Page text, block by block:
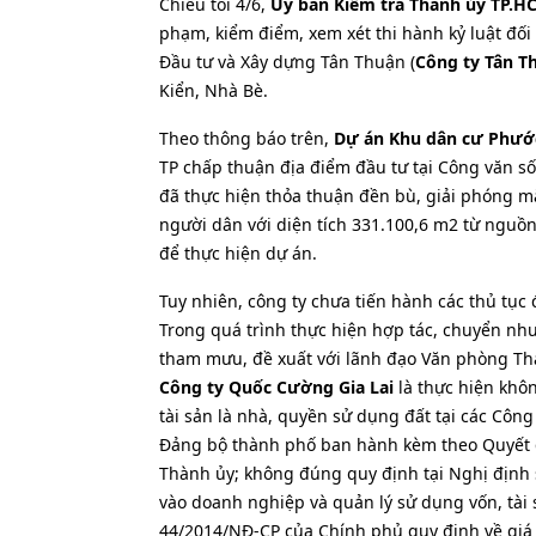
phạm, kiểm điểm, xem xét thi hành kỷ luật
Đầu tư và Xây dựng Tân Thuận (Công ty Tân
Kiển, Nhà Bè.
Theo thông báo trên, Dự án Khu dân cư
TP chấp thuận địa điểm đầu tư tại Công văn
đã thực hiện thỏa thuận đền bù, giải phóng
người dân với diện tích 331.100,6 m2 từ
để thực hiện dự án.
Tuy nhiên, công ty chưa tiến hành các thủ
Trong quá trình thực hiện hợp tác, chuyển
tham mưu, đề xuất với lãnh đạo Văn phòng
Công ty Quốc Cường Gia Lailà thực hiện
tài sản là nhà, quyền sử dụng đất tại các
Đảng bộ thành phố ban hành kèm theo
Thành ủy; không đúng quy định tại Nghị định
vào doanh nghiệp và quản lý sử dụng vốn,
44/2014/NĐ-CP của Chính phủ quy định về